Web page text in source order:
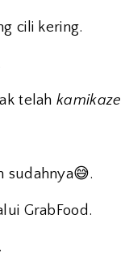
cili kering.
telahkamikaze
sudahnya😅.
GrabFood.
.